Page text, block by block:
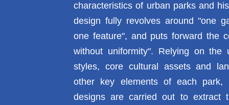
characteristics of urban parks and
design fully revolves around "one
one feature", and puts forward the
without uniformity". Relying on the
styles, core cultural assets and
other key elements of each park,
designs are carried out to extract